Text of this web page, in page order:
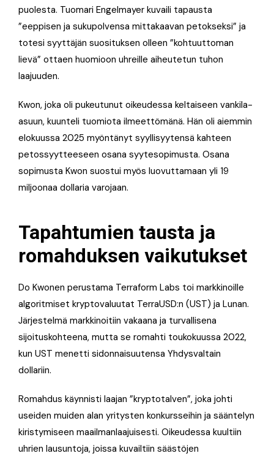
puolesta. Tuomari Engelmayer kuvaili tapausta
”eeppisen ja sukupolvensa mittakaavan petokseksi” ja
totesi syyttäjän suosituksen olleen ”kohtuuttoman
lievä” ottaen huomioon uhreille aiheutetun tuhon
laajuuden.
Kwon, joka oli pukeutunut oikeudessa keltaiseen vankila-
asuun, kuunteli tuomiota ilmeettömänä. Hän oli aiemmin
elokuussa 2025 myöntänyt syyllisyytensä kahteen
petossyytteeseen osana syytesopimusta. Osana
sopimusta Kwon suostui myös luovuttamaan yli 19
miljoonaa dollaria varojaan.
Tapahtumien tausta ja
romahduksen vaikutukset
Do Kwonen perustama Terraform Labs toi markkinoille
algoritmiset kryptovaluutat TerraUSD:n (UST) ja Lunan.
Järjestelmä markkinoitiin vakaana ja turvallisena
sijoituskohteena, mutta se romahti toukokuussa 2022,
kun UST menetti sidonnaisuutensa Yhdysvaltain
dollariin.
Romahdus käynnisti laajan ”kryptotalven”, joka johti
useiden muiden alan yritysten konkursseihin ja sääntelyn
kiristymiseen maailmanlaajuisesti. Oikeudessa kuultiin
uhrien lausuntoja, joissa kuvailtiin säästöjen